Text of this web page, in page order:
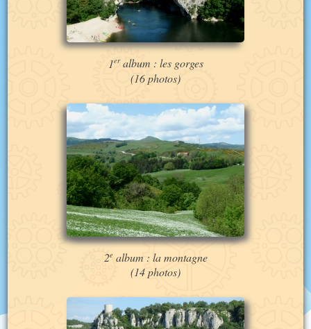
1eralbum : les gorges
(16 photos)
2ealbum : la montagne
(14 photos)
A
travers
les